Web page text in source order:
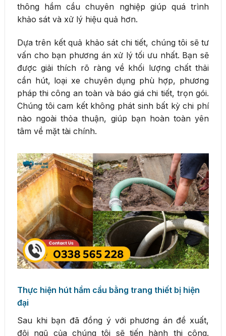
thông hầm cầu chuyên nghiệp giúp quá trình
khảo sát và xử lý hiệu quả hơn.
Dựa trên kết quả khảo sát chi tiết, chúng tôi sẽ tư
vấn cho bạn phương án xử lý tối ưu nhất. Bạn sẽ
được giải thích rõ ràng về khối lượng chất thải
cần hút, loại xe chuyên dụng phù hợp, phương
pháp thi công an toàn và báo giá chi tiết, trọn gói.
Chúng tôi cam kết không phát sinh bất kỳ chi phí
nào ngoài thỏa thuận, giúp bạn hoàn toàn yên
tâm về mặt tài chính.
Thực hiện hút hầm cầu bằng trang thiết bị hiện
đại
Sau khi bạn đã đồng ý với phương án đề xuất,
đội ngũ của chúng tôi sẽ tiến hành thi công.